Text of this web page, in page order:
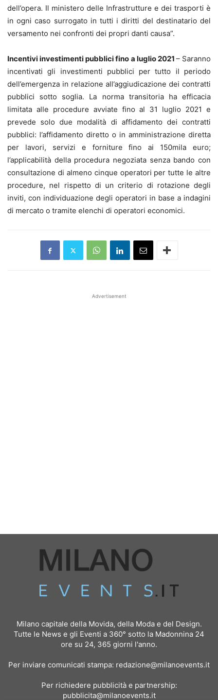
dell’opera. Il ministero delle Infrastrutture e dei trasporti è
in ogni caso surrogato in tutti i diritti del destinatario del
versamento nei confronti dei propri danti causa”.
Incentivi investimenti pubblici fino a luglio 2021 – Saranno
incentivati gli investimenti pubblici per tutto il periodo
dell’emergenza in relazione all’aggiudicazione dei contratti
pubblici sotto soglia. La norma transitoria ha efficacia
limitata alle procedure avviate fino al 31 luglio 2021 e
prevede solo due modalità di affidamento dei contratti
pubblici: l’affidamento diretto o in amministrazione diretta
per lavori, servizi e forniture fino ai 150mila euro;
l’applicabilità della procedura negoziata senza bando con
consultazione di almeno cinque operatori per tutte le altre
procedure, nel rispetto di un criterio di rotazione degli
inviti, con individuazione degli operatori in base a indagini
di mercato o tramite elenchi di operatori economici.
Advertisement
Milano capitale della Movida, della Moda e del Design.
Tutte le News e gli Eventi a 360° sotto la Madonnina 24
ore su 24, 365 giorni l'anno.
Per inviare comunicati stampa: redazione@milanoevents.it
Per richiedere pubblicità e partnership:
pubblicita@milanoevents.it